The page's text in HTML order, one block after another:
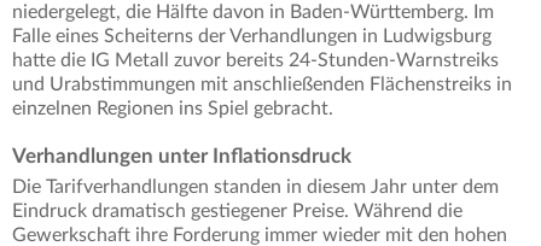
niedergelegt, die Hälfte davon in Baden-Württemberg. Im
Falle eines Scheiterns der Verhandlungen in Ludwigsburg
hatte die IG Metall zuvor bereits 24-Stunden-Warnstreiks
und Urabstimmungen mit anschließenden Flächenstreiks in
einzelnen Regionen ins Spiel gebracht.
Verhandlungen unter Inflationsdruck
Die Tarifverhandlungen standen in diesem Jahr unter dem
Eindruck dramatisch gestiegener Preise. Während die
Gewerkschaft ihre Forderung immer wieder mit den hohen